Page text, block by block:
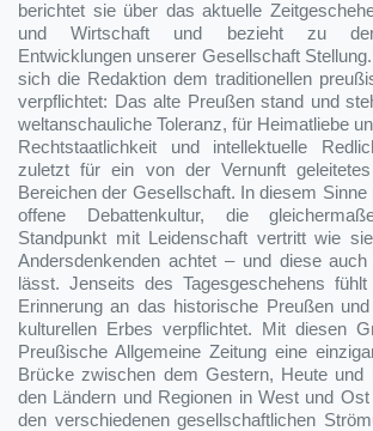
berichtet sie über das aktuelle
und Wirtschaft und bezieht zu den
Entwicklungen unserer Gesellschaft
sich die Redaktion dem traditionellen
verpflichtet: Das alte Preußen stand und
weltanschauliche Toleranz, für Heimatliebe
Rechtstaatlichkeit und intellektuelle
zuletzt für ein von der Vernunft
Bereichen der Gesellschaft. In diesem Sinne
offene Debattenkultur, die
Standpunkt mit Leidenschaft vertritt wie
Andersdenkenden achtet – und diese
lässt. Jenseits des Tagesgeschehens
Erinnerung an das historische Preußen
kulturellen Erbes verpflichtet. Mit diesen
Preußische Allgemeine Zeitung eine
Brücke zwischen dem Gestern, Heute und
den Ländern und Regionen in West und
den verschiedenen gesellschaftlichen